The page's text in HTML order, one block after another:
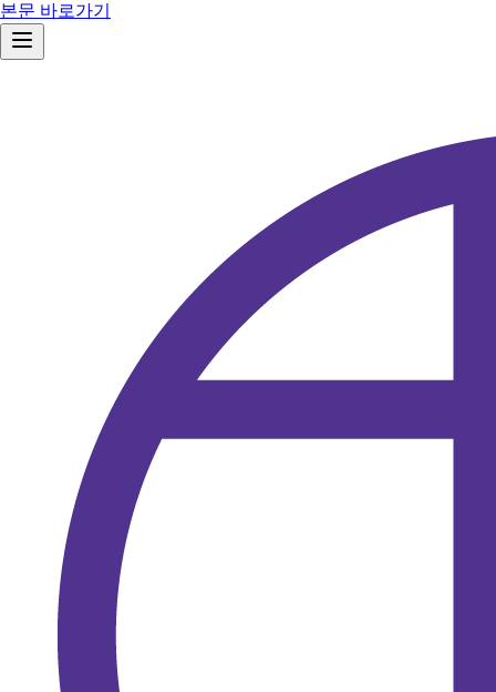
본문 바로가기